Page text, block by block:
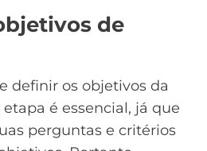
de
definir os objetivos da
é essencial, já que
perguntas e critérios